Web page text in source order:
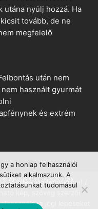
utána nyúlj hozzá. Ha
tovább, de ne
megfelelő
után nem
használt gyurmát
és extrém
Minden jog fenntartva! /
kép, szöveg szerzői
jogi lépéseket
a honlap felhasználói
alkalmazunk. A
tudomásul